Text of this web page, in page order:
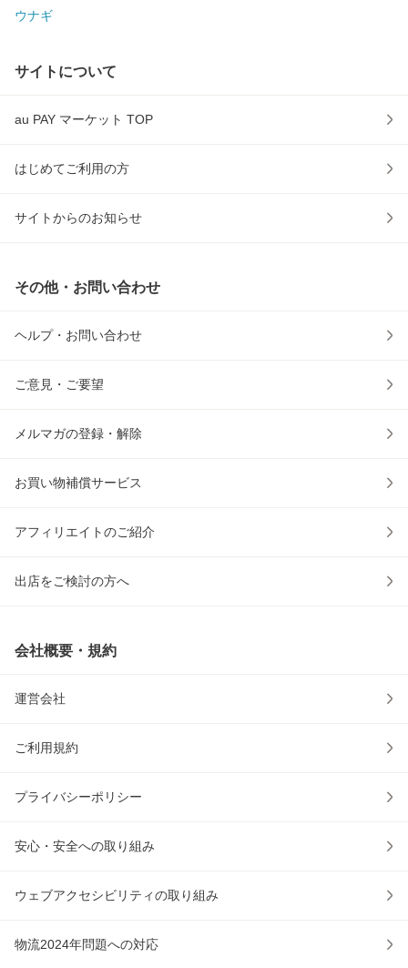
ウナギ
サイトについて
au PAY マーケット TOP
はじめてご利用の方
サイトからのお知らせ
その他・お問い合わせ
ヘルプ・お問い合わせ
ご意見・ご要望
メルマガの登録・解除
お買い物補償サービス
アフィリエイトのご紹介
出店をご検討の方へ
会社概要・規約
運営会社
ご利用規約
プライバシーポリシー
安心・安全への取り組み
ウェブアクセシビリティの取り組み
物流2024年問題への対応